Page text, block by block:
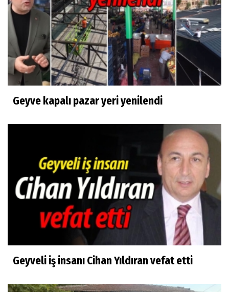
Geyve kapalı pazar yeri yenilendi
Geyveli iş insanı Cihan Yıldıran vefat etti